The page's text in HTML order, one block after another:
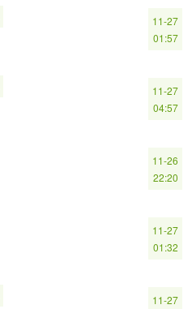
11-27
01:57
11-27
04:57
11-26
22:20
11-27
01:32
11-27